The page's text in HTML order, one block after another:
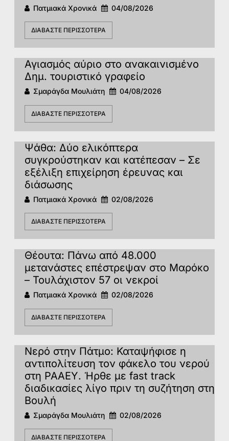
Πατμιακά Χρονικά 04/08/2026
ΔΙΑΒΆΣΤΕ ΠΕΡΙΣΣΌΤΕΡΑ
Αγιασμός αύριο στο ανακαινισμένο
Δημ. τουριστικό γραφείο
Σμαράγδα Μουλιάτη 04/08/2026
ΔΙΑΒΆΣΤΕ ΠΕΡΙΣΣΌΤΕΡΑ
Ψάθα: Δύο ελικόπτερα
συγκρούστηκαν και κατέπεσαν – Σε
εξέλιξη επιχείρηση έρευνας και
διάσωσης
Πατμιακά Χρονικά 02/08/2026
ΔΙΑΒΆΣΤΕ ΠΕΡΙΣΣΌΤΕΡΑ
Θέουτα: Πάνω από 48.000
μετανάστες επέστρεψαν στο Μαρόκο
– Τουλάχιστον 57 οι νεκροί
Πατμιακά Χρονικά 02/08/2026
ΔΙΑΒΆΣΤΕ ΠΕΡΙΣΣΌΤΕΡΑ
Νερό στην Πάτμο: Καταψήφισε η
αντιπολίτευση τον φάκελο του νερού
στη ΡΑΑΕΥ. Ήρθε με fast track
διαδικασίες λίγο πριν τη συζήτηση στη
Βουλή
Σμαράγδα Μουλιάτη 02/08/2026
ΔΙΑΒΆΣΤΕ ΠΕΡΙΣΣΌΤΕΡΑ